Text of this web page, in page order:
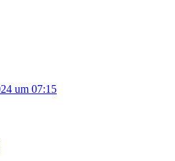
um 07:15